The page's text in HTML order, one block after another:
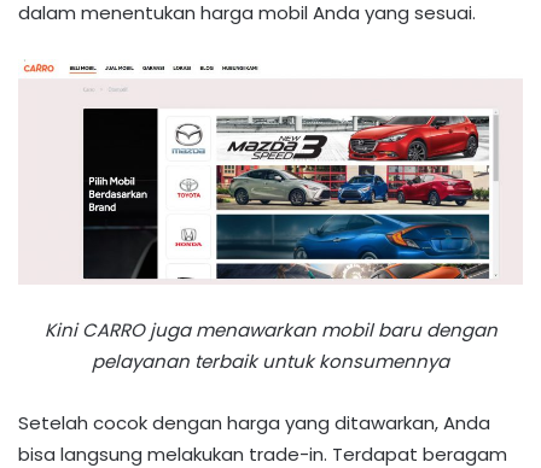
dalam menentukan harga mobil Anda yang sesuai.
Kini CARRO juga menawarkan mobil baru dengan
pelayanan terbaik untuk konsumennya
Setelah cocok dengan harga yang ditawarkan, Anda
bisa langsung melakukan trade-in. Terdapat beragam